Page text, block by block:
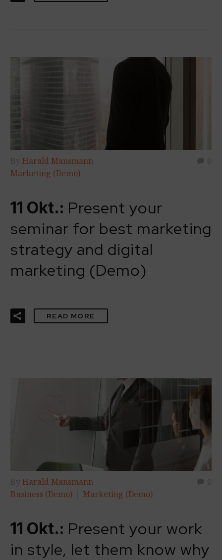
Harald Mansmann
Marketing (Demo)
11 Okt.: Present your
seminar for best marketing
strategy and digital
marketing (Demo)
READ MORE
Harald Mansmann
Business (Demo)
Marketing (Demo)
11 Okt.: Present your work
in style, let them know why